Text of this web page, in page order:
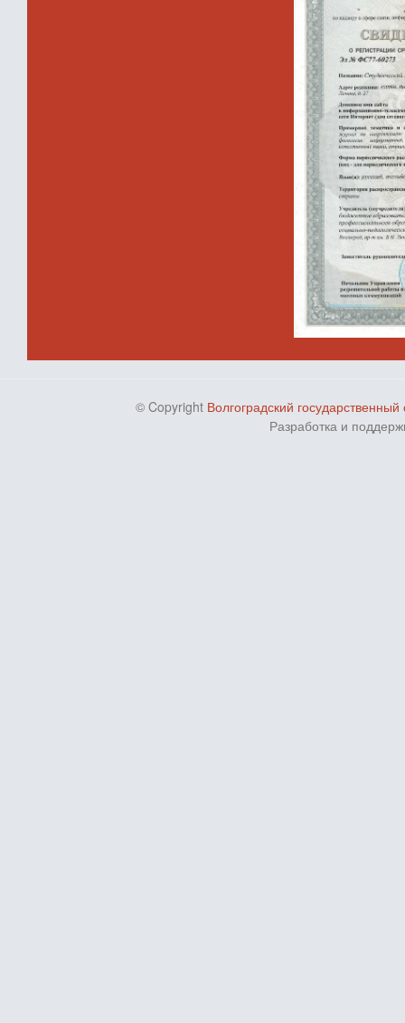
© Copyright Волгоградский
Разработка и